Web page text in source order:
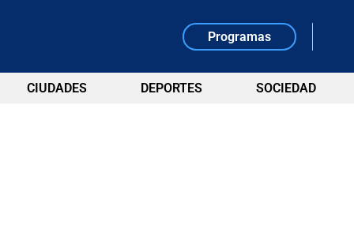
Programas
CIUDADES DEPORTES SOCIEDAD